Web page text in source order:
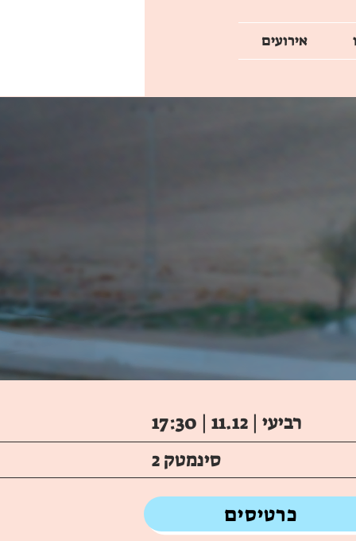
אירועים
רביעי | 11.12 | 17:30
סינמטק 2
כרטיסים